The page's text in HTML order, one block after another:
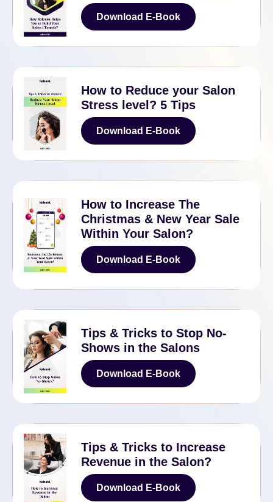
Download E-Book
Download E-Book
How to Reduce your Salon
Stress level? 5 Tips
Download E-Book
Download E-Book
How to Increase The
Christmas & New Year Sale
Within Your Salon?
Download E-Book
Download E-Book
Tips & Tricks to Stop No-
Shows in the Salons
Download E-Book
Download E-Book
Tips & Tricks to Increase
Revenue in the Salon?
Download E-Book